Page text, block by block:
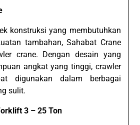
konstruksi yang membutuhkan
tambahan, Sahabat Crane
crane. Dengan desain yang
angkat yang tinggi, crawler
digunakan dalam berbagai
sulit.
3 – 25 Ton